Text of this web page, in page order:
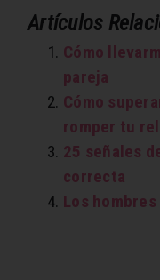
Artículos
Cómo
pareja
Cómo
romper tu
25 señales
correcta
Los